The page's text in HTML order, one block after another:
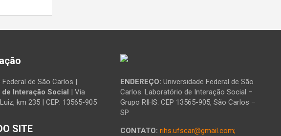
Federal de São Carlos |
Interação Social | Via
km 235 | CEP: 13565-905
SITE
ENDEREÇO: Universidade Federal de São
Carlos. Laboratório de Interação Social –
Grupo RIHS. CEP 13565-905, São Carlos –
SP
CONTATO: rihs.ufscar@gmail.com;